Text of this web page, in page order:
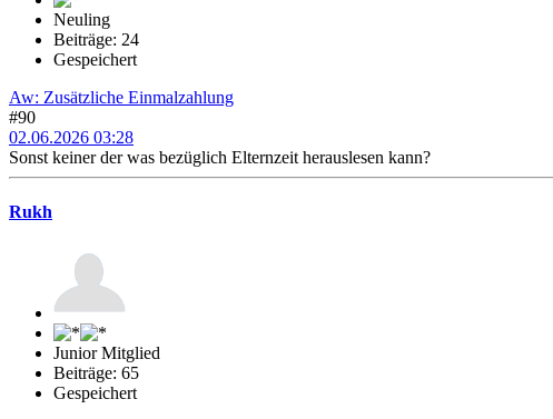
Neuling
Beiträge: 24
Gespeichert
Aw: Zusätzliche Einmalzahlung
#90
02.06.2026 03:28
Sonst keiner der was bezüglich Elternzeit herauslesen kann?
Rukh
Junior Mitglied
Beiträge: 65
Gespeichert